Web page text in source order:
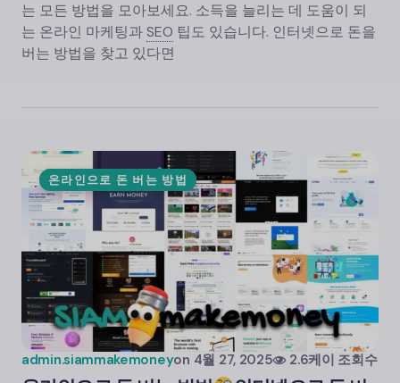
는 모든 방법을 모아보세요. 소득을 늘리는 데 도움이 되
는 온라인 마케팅과SEO 팁도 있습니다. 인터넷으로 돈을
버는 방법을 찾고 있다면
온라인으로 돈 버는 방법
admin.siammakemoneyon 4월 27, 2025 2.6케이 조회수